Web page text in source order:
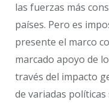
las fuerzas más
países. Pero es
presente el marco
marcado apoyo de
través del impacto
de variadas políticas